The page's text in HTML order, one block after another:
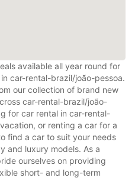
available all year round for
car-rental-brazil/joão-pessoa.
our collection of brand new
car-rental-brazil/joão-
for car rental in car-rental-
or renting a car for a
find a car to suit your needs
and luxury models. As a
ourselves on providing
short- and long-term